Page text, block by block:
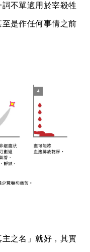
不單適用於宰殺牲
是作任何事情之前
之名」就好，其實